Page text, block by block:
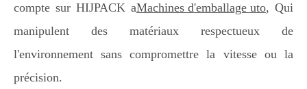
compte sur HIJPACK aMachines d'emballage uto, Qui
manipulent des matériaux respectueux de
l'environnement sans compromettre la vitesse ou la
précision.